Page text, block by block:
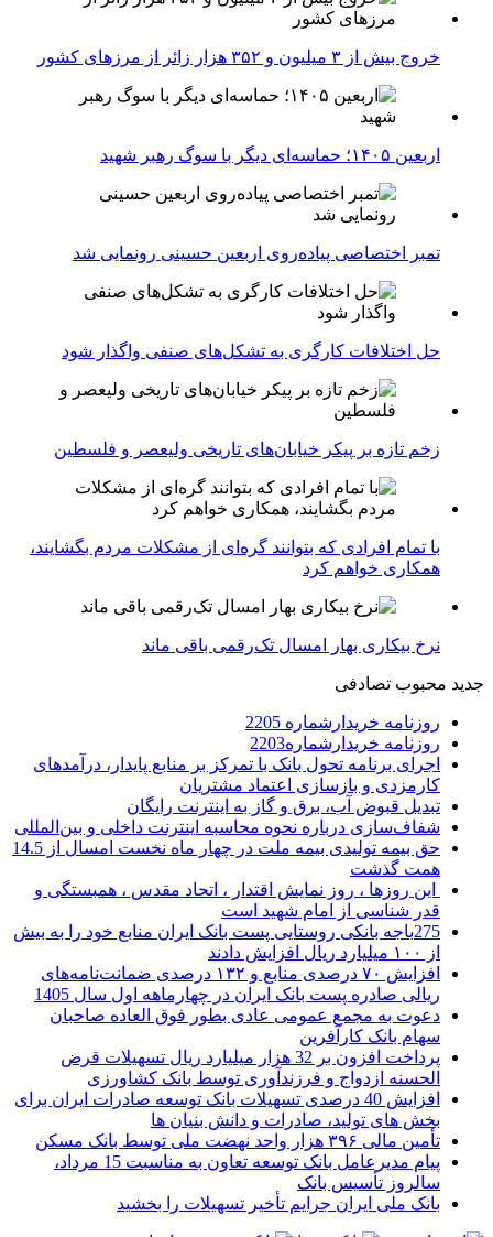
خروج بیش از ۳ میلیون و ۳۵۲ هزار زائر از مرزهای کشور
اربعین ۱۴۰۵؛ حماسه‌ای دیگر با سوگ رهبر شهید
تمبر اختصاصی پیاده‌روی اربعین حسینی رونمایی شد
حل اختلافات کارگری به تشکل‌های صنفی واگذار شود
زخم تازه بر پیکر خیابان‌های تاریخی ولیعصر و فلسطین
با تمام افرادی که بتوانند گره‌ای از مشکلات مردم بگشایند،
همکاری خواهم کرد
نرخ بیکاری بهار امسال تک‌رقمی باقی ماند
جدید محبوب تصادفی
روزنامه خریدارشماره 2205
روزنامه خریدارشماره2203
اجرای برنامه تحول بانک با تمرکز بر منابع پایدار، درآمدهای
کارمزدی و بازسازی اعتماد مشتریان
تبدیل قبوض آب، برق و گاز به اینترنت رایگان
شفاف‌سازی درباره نحوه محاسبه اینترنت داخلی و بین‌المللی
حق بیمه تولیدی بیمه ملت در چهار ماه نخست امسال از 14.5
همت گذشت
این روزها ، روز نمایش اقتدار ، اتحاد مقدس ، همبستگی و
قدر شناسی از امام شهید است
275باجه بانکی روستایی پست بانک ایران منابع خود را به بیش
از ۱۰۰ میلیارد ریال افزایش دادند
افزایش ۷۰ درصدی منابع و ۱۳۲ درصدی ضمانت‌نامه‌های
ریالی صادره پست بانک ایران در چهارماهه اول سال 1405
دعوت به مجمع عمومی عادی بطور فوق العاده صاحبان
سهام بانک کارآفرین
پرداخت افزون بر 32 هزار میلیارد ریال تسهیلات قرض
الحسنه ازدواج و فرزندآوری توسط بانک کشاورزی
افزایش 40 درصدی تسهیلات بانک توسعه صادرات ایران برای
بخش های تولید، صادرات و دانش بنیان ها
تأمین مالی ۳۹۶ هزار واحد نهضت ملی توسط بانک مسکن
پیام مدیرعامل بانک توسعه تعاون به مناسبت 15 مرداد،
سالروز تأسیس بانک
بانک ملی ایران جرایم تأخیر تسهیلات را بخشید